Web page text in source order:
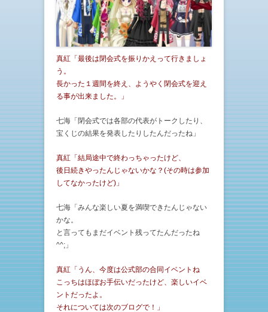
真紅「最後は閉会式を振りかえって行きましょ
う。
長かった１週間を終え、ようやく閉会式を迎え
る事が出来ました。」
七海「閉会式では各部の代表がトークしたり、
宝くじの結果を発表したりしたんだったね」
真紅「結局途中で終わっちゃったけど、
後日続きやったんじゃないかな？(その時は参加
してなかったけど)」
七海「みんな楽しい夏を満喫できたんじゃない
かな。
と言ってもまだイベント残ってたんだったね
^^;」
真紅「うん、今度は公式部の合同イベントね
こっちはほぼお手伝いだったけど、楽しいイベ
ントだったよ。
それについては次のブログで！」